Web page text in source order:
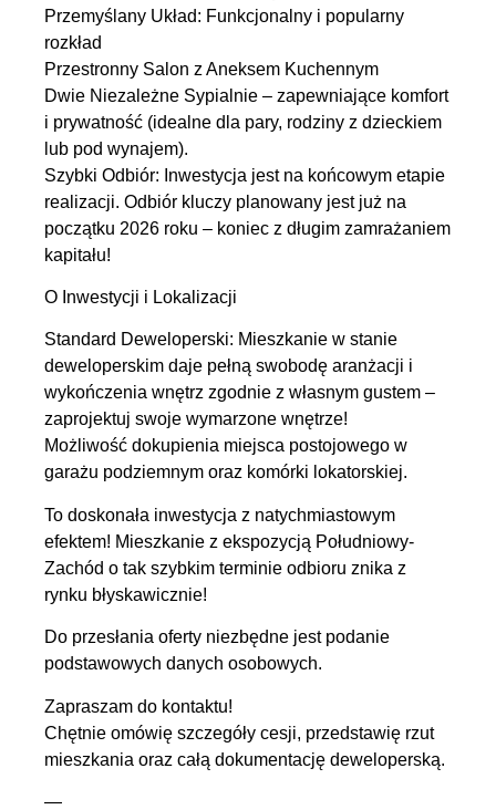
Przemyślany Układ: Funkcjonalny i popularny
rozkład
Przestronny Salon z Aneksem Kuchennym
Dwie Niezależne Sypialnie – zapewniające komfort
i prywatność (idealne dla pary, rodziny z dzieckiem
lub pod wynajem).
Szybki Odbiór: Inwestycja jest na końcowym etapie
realizacji. Odbiór kluczy planowany jest już na
początku 2026 roku – koniec z długim zamrażaniem
kapitału!
O Inwestycji i Lokalizacji
Standard Deweloperski: Mieszkanie w stanie
deweloperskim daje pełną swobodę aranżacji i
wykończenia wnętrz zgodnie z własnym gustem –
zaprojektuj swoje wymarzone wnętrze!
Możliwość dokupienia miejsca postojowego w
garażu podziemnym oraz komórki lokatorskiej.
To doskonała inwestycja z natychmiastowym
efektem! Mieszkanie z ekspozycją Południowy-
Zachód o tak szybkim terminie odbioru znika z
rynku błyskawicznie!
Do przesłania oferty niezbędne jest podanie
podstawowych danych osobowych.
Zapraszam do kontaktu!
Chętnie omówię szczegóły cesji, przedstawię rzut
mieszkania oraz całą dokumentację deweloperską.
—